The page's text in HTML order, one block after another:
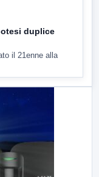
duplice
il 21enne alla